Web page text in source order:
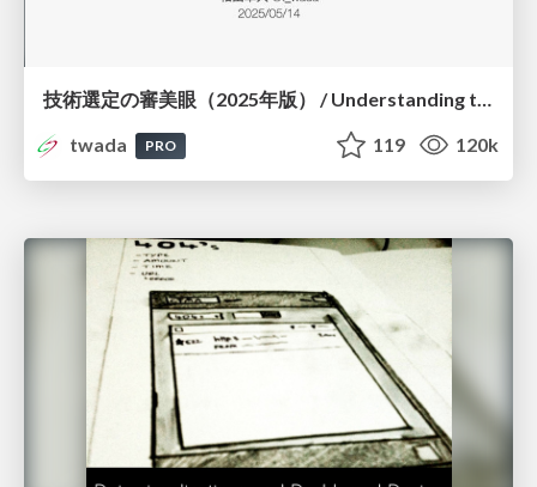
技術選定の審美眼（2025年版） / Understanding the Spiral of Technologies 2025 edition
twada
PRO 119 120k